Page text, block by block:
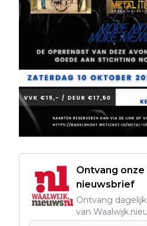
Ontvang
nieuwsbrief
Ontvang
van